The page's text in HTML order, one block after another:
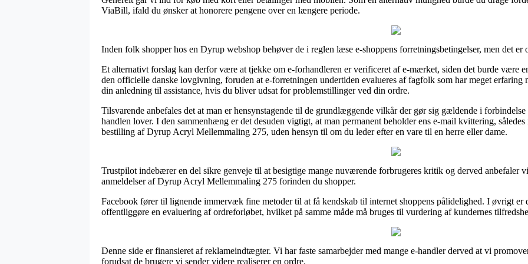
ViaBill, ifald du ønsker at honorere pengene over en længere periode.
Inden folk shopper hos en Dyrup webshop behøver de i reglen læse e-shoppens forretningsbetingelser, men det er
Et alternativt forslag kan derfor være at tjekke om e-forhandleren er verificeret af e-mærket, siden det burde være
den officielle danske lovgivning, foruden at e-forretningen undertiden evalueres af fagfolk som har meget erfaring
din anledning til assistance, hvis du bliver udsat for problemstillinger ved din ordre.
Tilsvarende anbefales det at man er hensynstagende til de grundlæggende vilkår der gør sig gældende i
handlen lover. I den sammenhæng er det desuden vigtigt, at man permanent beholder ens e-mail kvittering,
bestilling af Dyrup Acryl Mellemmaling 275, uden hensyn til om du leder efter en vare til en herre eller dame.
Trustpilot indebærer en del sikre genveje til at besigtige mange nuværende forbrugeres kritik og derved anbefaler
anmeldelser af Dyrup Acryl Mellemmaling 275 forinden du shopper.
Facebook fører til lignende immervæk fine metoder til at få kendskab til internet shoppens pålidelighed. I øvrigt er
offentliggøre en evaluering af ordreforløbet, hvilket på samme måde må bruges til vurdering af kundernes
Denne side er finansieret af reklameindtægter. Vi har faste samarbejder med mange e-handler derved at vi
forudsat de brugere vi sender videre realiserer en ordre.